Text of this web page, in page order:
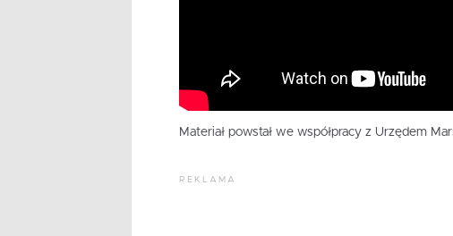
Materiał powstał we współpracy z Urzędem
REKLAMA